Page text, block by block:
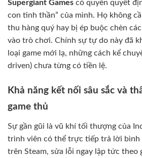
Supergiant Games có quyền quyết
con tinh thần” của mình. Họ không
thu hàng quý hay bị ép buộc chèn
vào trò chơi. Chính sự tự do này đã
loại game mới lạ, những cách kể
driven) chưa từng có tiền lệ.
Khả năng kết nối sâu sắc và
game thủ
Sự gần gũi là vũ khí tối thượng của
trình viên có thể trực tiếp trả lời bình
trên Steam, sửa lỗi ngay lập tức theo